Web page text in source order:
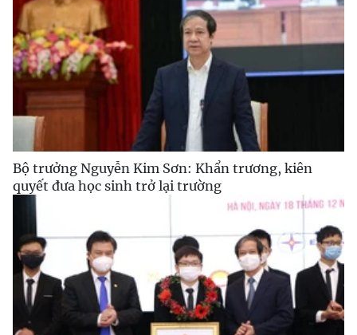
Bộ trưởng Nguyễn Kim Sơn: Khẩn trương, kiên
quyết đưa học sinh trở lại trường